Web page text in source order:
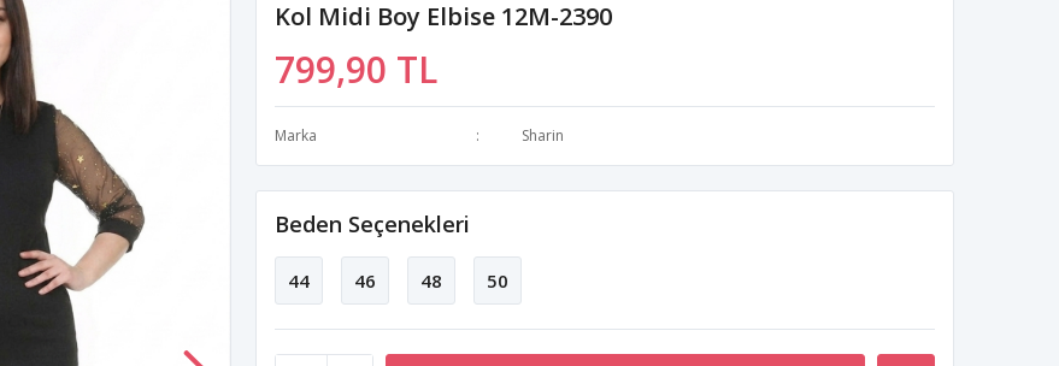
Kol Midi Boy Elbise 12M-2390
799,90 TL
Marka Sharin
Beden Seçenekleri
44 46 48 50